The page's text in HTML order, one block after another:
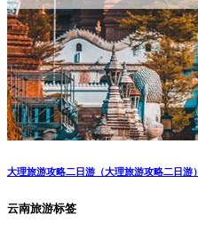
大理旅游攻略二日游（大理旅游攻略二日游）
云南旅游标签